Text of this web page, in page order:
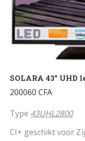
SOLARA 43″ UHD
200060 CFA
Type 43UHL2800
CI+ geschikt voor